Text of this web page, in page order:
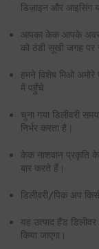
निर्भर करता है।
बार करते हैं।
यह उत्पाद हैंड डिलीवर
हमारे चुने हुए विशेष